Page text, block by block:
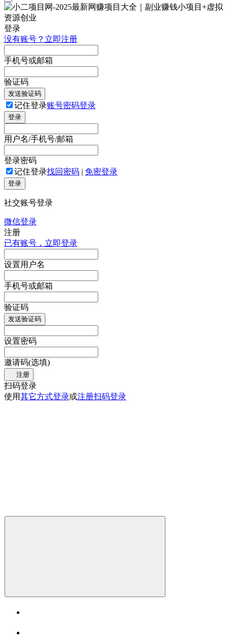
登录
没有账号？立即注册
手机号或邮箱
验证码
发送验证码
记住登录账号密码登录
登录
用户名/手机号/邮箱
登录密码
记住登录找回密码 | 免密登录
登录
社交账号登录
微信登录
注册
已有账号，立即登录
设置用户名
手机号或邮箱
验证码
发送验证码
设置密码
邀请码(选填)
注册
扫码登录
使用其它方式登录或注册扫码登录